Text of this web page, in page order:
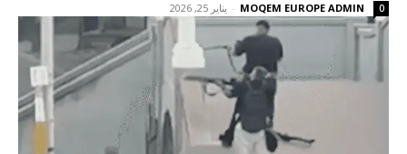
MOQEM EUROPE ADMIN
- يناير 25, 2026 0